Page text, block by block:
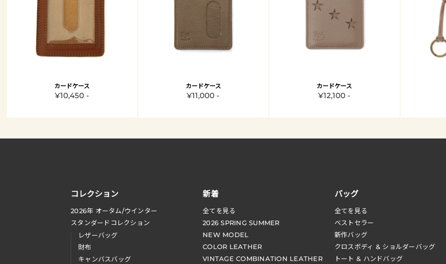
カードケース
¥10,450 -
カードケース
¥11,000 -
カードケース
¥12,100 -
コレクション
2026年 オータム/ウインター
スタンダードコレクション
レザーバッグ
財布
キャンバスバッグ
新着
全てを見る
2026 SPRING SUMMER
NEW MODEL
COLOR LEATHER
VINTAGE COMBINATION LEATHER
バッグ
全てを見る
ベストセラー
新作バッグ
クロスボディ & ショルダーバッグ
トート & ハンドバッグ